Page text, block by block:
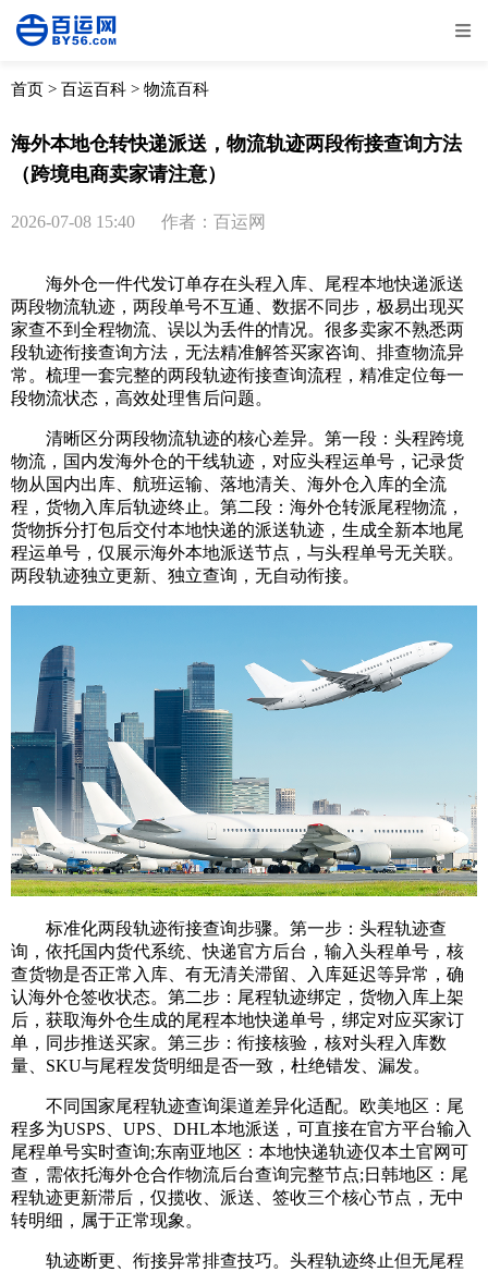
全部 物流资讯
取消
首页 > 百运百科 > 物流百科
海外本地仓转快递派送，物流轨迹两段衔接查询方法
（跨境电商卖家请注意）
2026-07-08 15:40 作者：百运网
海外仓一件代发订单存在头程入库、尾程本地快递派送
两段物流轨迹，两段单号不互通、数据不同步，极易出现买
家查不到全程物流、误以为丢件的情况。很多卖家不熟悉两
段轨迹衔接查询方法，无法精准解答买家咨询、排查物流异
常。梳理一套完整的两段轨迹衔接查询流程，精准定位每一
段物流状态，高效处理售后问题。
清晰区分两段物流轨迹的核心差异。第一段：头程跨境
物流，国内发海外仓的干线轨迹，对应头程运单号，记录货
物从国内出库、航班运输、落地清关、海外仓入库的全流
程，货物入库后轨迹终止。第二段：海外仓转派尾程物流，
货物拆分打包后交付本地快递的派送轨迹，生成全新本地尾
程运单号，仅展示海外本地派送节点，与头程单号无关联。
两段轨迹独立更新、独立查询，无自动衔接。
标准化两段轨迹衔接查询步骤。第一步：头程轨迹查
询，依托国内货代系统、快递官方后台，输入头程单号，核
查货物是否正常入库、有无清关滞留、入库延迟等异常，确
认海外仓签收状态。第二步：尾程轨迹绑定，货物入库上架
后，获取海外仓生成的尾程本地快递单号，绑定对应买家订
单，同步推送买家。第三步：衔接核验，核对头程入库数
量、SKU与尾程发货明细是否一致，杜绝错发、漏发。
不同国家尾程轨迹查询渠道差异化适配。欧美地区：尾
程多为USPS、UPS、DHL本地派送，可直接在官方平台输入
尾程单号实时查询;东南亚地区：本地快递轨迹仅本土官网可
查，需依托海外仓合作物流后台查询完整节点;日韩地区：尾
程轨迹更新滞后，仅揽收、派送、签收三个核心节点，无中
转明细，属于正常现象。
轨迹断更、衔接异常排查技巧。头程轨迹终止但无尾程